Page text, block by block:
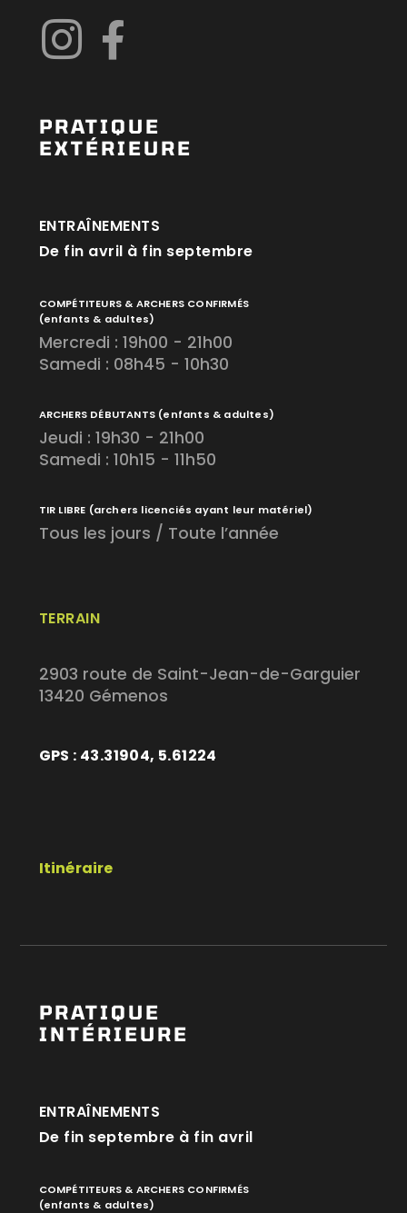
PRATIQUE
EXTÉRIEURE
TERRAIN
2903 route de Saint-Jean-de-Garguier
13420 Gémenos
GPS : 43.31904, 5.61224
Itinéraire
ENTRAÎNEMENTS
De fin avril à fin septembre
COMPÉTITEURS & ARCHERS CONFIRMÉS
(enfants & adultes)
Mercredi : 19h00 - 21h00
Samedi : 08h45 - 10h30
ARCHERS DÉBUTANTS (enfants & adultes)
Jeudi : 19h30 - 21h00
Samedi : 10h15 - 11h50
TIR LIBRE (archers licenciés ayant leur matériel)
Tous les jours / Toute l’année
PRATIQUE
INTÉRIEURE
ENTRAÎNEMENTS
De fin septembre à fin avril
COMPÉTITEURS & ARCHERS CONFIRMÉS
(enfants & adultes)